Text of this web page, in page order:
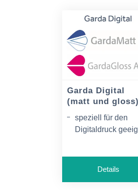
Garda Digital
(matt und gloss)
speziell für den
Digitaldruck
matt und gloss
Details